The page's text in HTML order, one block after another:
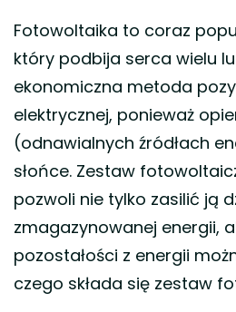
Fotowoltaika to coraz
który podbija serca wielu
ekonomiczna metoda
elektrycznej, ponieważ
(odnawialnych źródłach
słońce. Zestaw
pozwoli nie tylko zasilić ją
zmagazynowanej energii,
pozostałości z energii
czego składa się zestaw